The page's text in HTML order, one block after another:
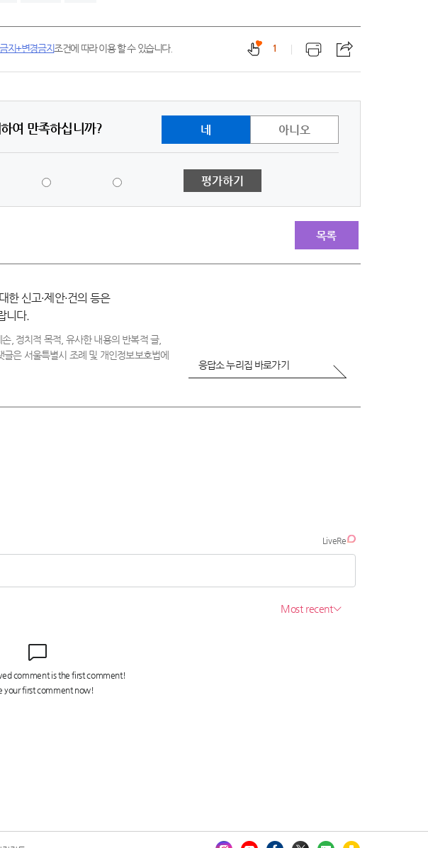
1
지+변경금지조건에 따라 이용 할 수 있습니다.
여 만족하십니까? 네 아니오
평가하기
목록
한 신고·제안·건의 등은
니다.
, 정치적 목적, 유사한 내용의 반복적 글,
은 서울특별시 조례 및 개인정보보호법에
응답소 누리집 바로가기